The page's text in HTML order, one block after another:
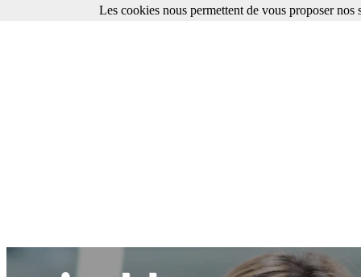
Les cookies nous permettent de vous proposer